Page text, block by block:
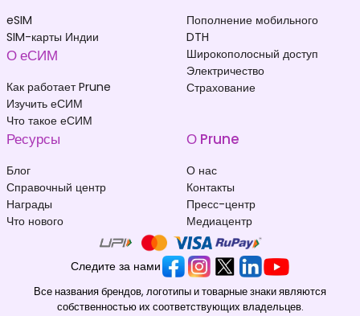
eSIM
SIM-карты Индии
О еСИМ
Как работает Prune
Изучить еСИМ
Что такое еСИМ
Пополнение мобильного
DTH
Широкополосный доступ
Электричество
Страхование
Ресурсы
Блог
Справочный центр
Награды
Что нового
О Prune
О нас
Контакты
Пресс-центр
Медиацентр
Следите за нами
Все названия брендов, логотипы и товарные знаки являются
собственностью их соответствующих владельцев.